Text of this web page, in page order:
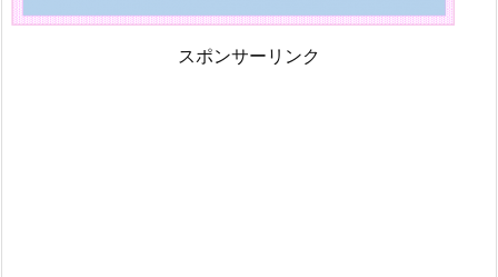
スポンサーリンク